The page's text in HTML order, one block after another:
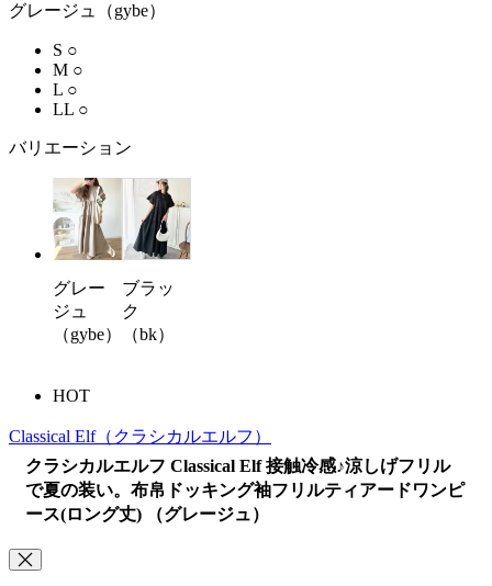
グレージュ（gybe）
S ○
M ○
L ○
LL ○
バリエーション
グレー
ジュ
（gybe）
ブラッ
ク
（bk）
HOT
Classical Elf（クラシカルエルフ）
クラシカルエルフ Classical Elf 接触冷感♪涼しげフリル
で夏の装い。布帛ドッキング袖フリルティアードワンピ
ース(ロング丈) （グレージュ）